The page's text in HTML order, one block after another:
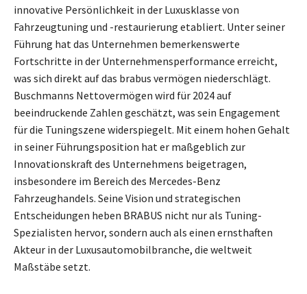
innovative Persönlichkeit in der Luxusklasse von
Fahrzeugtuning und -restaurierung etabliert. Unter seiner
Führung hat das Unternehmen bemerkenswerte
Fortschritte in der Unternehmensperformance erreicht,
was sich direkt auf das brabus vermögen niederschlägt.
Buschmanns Nettovermögen wird für 2024 auf
beeindruckende Zahlen geschätzt, was sein Engagement
für die Tuningszene widerspiegelt. Mit einem hohen Gehalt
in seiner Führungsposition hat er maßgeblich zur
Innovationskraft des Unternehmens beigetragen,
insbesondere im Bereich des Mercedes-Benz
Fahrzeughandels. Seine Vision und strategischen
Entscheidungen heben BRABUS nicht nur als Tuning-
Spezialisten hervor, sondern auch als einen ernsthaften
Akteur in der Luxusautomobilbranche, die weltweit
Maßstäbe setzt.